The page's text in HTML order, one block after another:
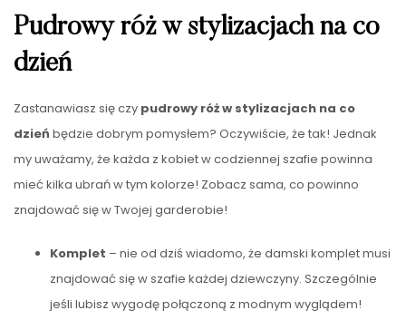
Pudrowy róż w stylizacjach na co
dzień
Zastanawiasz się czy pudrowy róż w stylizacjach na co
dzień będzie dobrym pomysłem? Oczywiście, że tak! Jednak
my uważamy, że każda z kobiet w codziennej szafie powinna
mieć kilka ubrań w tym kolorze! Zobacz sama, co powinno
znajdować się w Twojej garderobie!
Komplet – nie od dziś wiadomo, że damski komplet musi
znajdować się w szafie każdej dziewczyny. Szczególnie
jeśli lubisz wygodę połączoną z modnym wyglądem!